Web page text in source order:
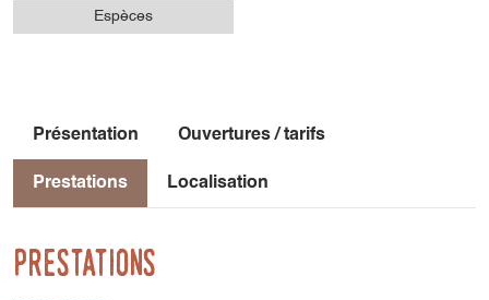
Espèces
Présentation Ouvertures / tarifs
Prestations Localisation
Prestations